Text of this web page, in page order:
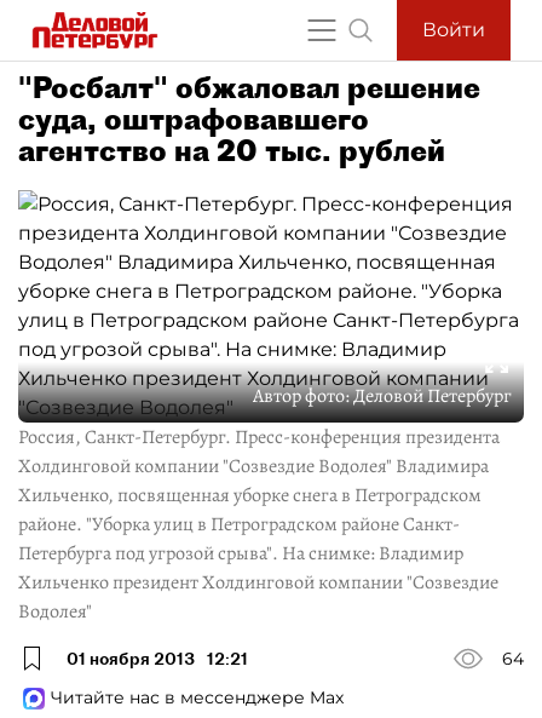
Войти
"Росбалт" обжаловал решение
суда, оштрафовавшего
агентство на 20 тыс. рублей
Автор фото:Деловой Петербург
Россия, Санкт-Петербург. Пресс-конференция президента
Холдинговой компании "Созвездие Водолея" Владимира
Хильченко, посвященная уборке снега в Петроградском
районе. "Уборка улиц в Петроградском районе Санкт-
Петербурга под угрозой срыва". На снимке: Владимир
Хильченко президент Холдинговой компании "Созвездие
Водолея"
01 ноября 2013 12:21
64
Читайте нас в мессенджере Max